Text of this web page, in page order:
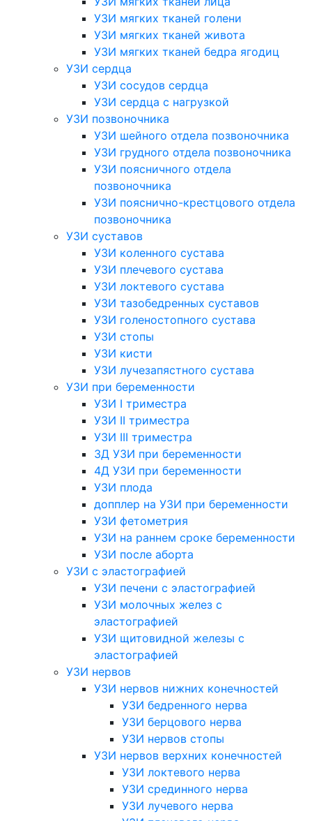
УЗИ мягких тканей голени
УЗИ мягких тканей живота
УЗИ мягких тканей бедра ягодиц
УЗИ сердца
УЗИ сосудов сердца
УЗИ сердца с нагрузкой
УЗИ позвоночника
УЗИ шейного отдела позвоночника
УЗИ грудного отдела позвоночника
УЗИ поясничного отдела
позвоночника
УЗИ пояснично-крестцового отдела
позвоночника
УЗИ суставов
УЗИ коленного сустава
УЗИ плечевого сустава
УЗИ локтевого сустава
УЗИ тазобедренных суставов
УЗИ голеностопного сустава
УЗИ стопы
УЗИ кисти
УЗИ лучезапястного сустава
УЗИ при беременности
УЗИ I триместра
УЗИ II триместра
УЗИ III триместра
3Д УЗИ при беременности
4Д УЗИ при беременности
УЗИ плода
допплер на УЗИ при беременности
УЗИ фетометрия
УЗИ на раннем сроке беременности
УЗИ после аборта
УЗИ с эластографией
УЗИ печени с эластографией
УЗИ молочных желез с
эластографией
УЗИ щитовидной железы с
эластографией
УЗИ нервов
УЗИ нервов нижних конечностей
УЗИ бедренного нерва
УЗИ берцового нерва
УЗИ нервов стопы
УЗИ нервов верхних конечностей
УЗИ локтевого нерва
УЗИ срединного нерва
УЗИ лучевого нерва